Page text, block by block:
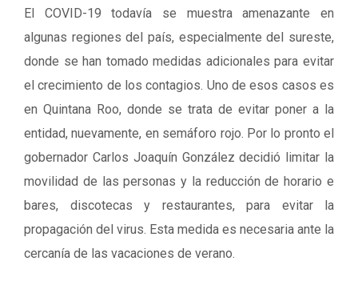
El COVID-19 todavía se muestra amenazante en
algunas regiones del país, especialmente del sureste,
donde se han tomado medidas adicionales para evitar
el crecimiento de los contagios. Uno de esos casos es
en Quintana Roo, donde se trata de evitar poner a la
entidad, nuevamente, en semáforo rojo. Por lo pronto el
gobernador Carlos Joaquín González decidió limitar la
movilidad de las personas y la reducción de horario e
bares, discotecas y restaurantes, para evitar la
propagación del virus. Esta medida es necesaria ante la
cercanía de las vacaciones de verano.